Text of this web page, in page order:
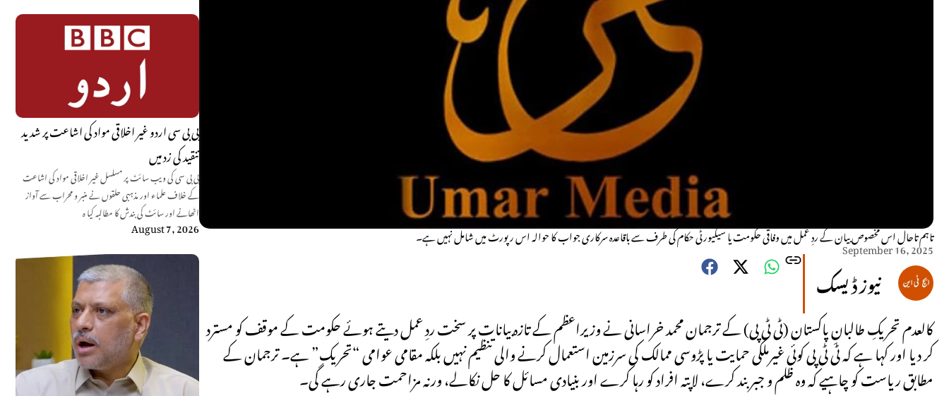
بی بی سی اردو غیر اخلاقی مواد کی اشاعت پر شدید
تنقید کی زد میں
بی بی سی کی ویب سائٹ پر مسلسل غیر اخلاقی مواد کی اشاعت
کے خلاف علماء اور مذہبی حلقوں نے منبر و محراب سے آواز
اٹھانے اور سائٹ کی بندش کا مطالبہ کیا ہ
August 7, 2026 تاہم تاحال اس مخصوص بیان کے ردِ عمل میں وفاقی حکومت یا سیکیورٹی حکام کی طرف سے باقاعدہ سرکاری جواب کا حوالہ اس رپورٹ میں شامل نہیں ہے۔
September 16, 2025
نیوز ڈیسک
کالعدم تحریکِ طالبانِ پاکستان (ٹی ٹی پی) کے ترجمان محمد خراسانی نے وزیراعظم کے تازہ بیانات پر سخت ردِ عمل دیتے ہوئے حکومت کے موقف کو مسترد
کر دیا اور کہا ہے کہ ٹی ٹی پی کوئی غیرملکی حمایت یا پڑوسی ممالک کی سرزمین استعمال کرنے والی تنظیم نہیں بلکہ مقامی عوامی “تحریک” ہے۔ ترجمان کے
مطابق ریاست کو چاہیے کہ وہ ظلم و جبر بند کرے، لاپتہ افراد کو رہا کرے اور بنیادی مسائل کا حل نکالے، ورنہ مزاحمت جاری رہے گی۔